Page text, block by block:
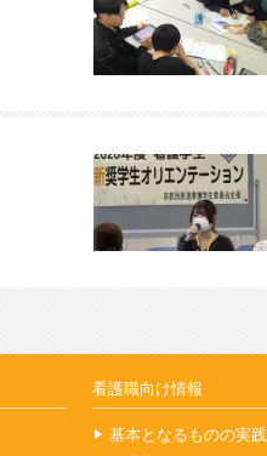
看護職向け情報
基本となるものの実践